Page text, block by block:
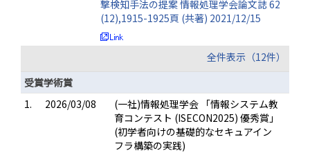
撃検知手法の提案 情報処理学会論文誌 62
(12),1915-1925頁 (共著) 2021/12/15
全件表示（12件）
受賞学術賞
1.
2026/03/08
(一社)情報処理学会 「情報システム教
育コンテスト (ISECON2025) 優秀賞」
(初学者向けの基礎的なセキュアイン
フラ構築の実践)